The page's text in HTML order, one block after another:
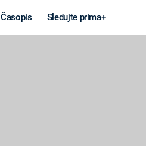
Časopis Sledujte prima+